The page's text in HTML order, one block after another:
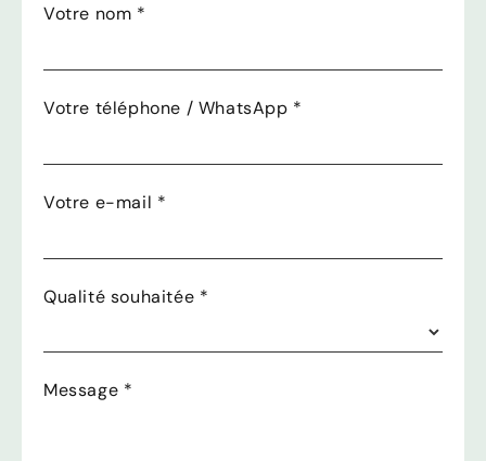
Votre nom *
Votre téléphone / WhatsApp *
Votre e-mail *
Qualité souhaitée *
Message *